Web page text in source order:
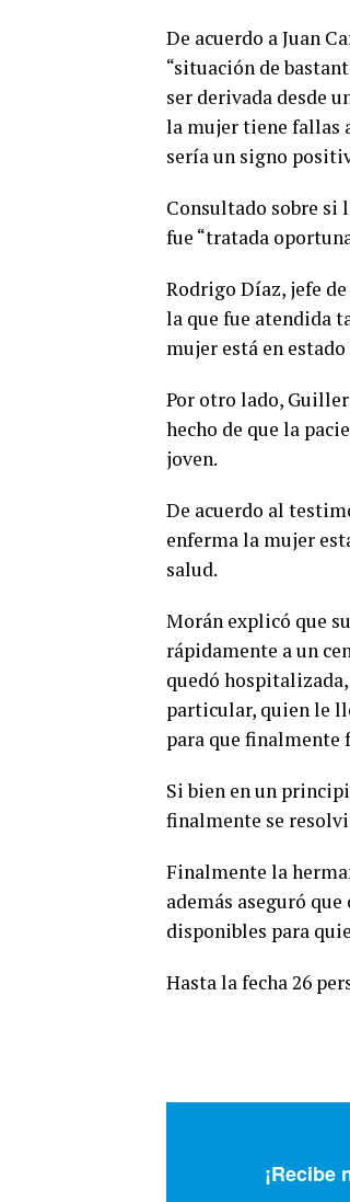
De acuerdo a Juan
“situación de
ser derivada desde
la mujer tiene fallas
sería un signo
Consultado sobre si
fue “tratada
Rodrigo Díaz, jefe
la que fue atendida
mujer está en
Por otro lado,
hecho de que la
joven.
De acuerdo al
enferma la mujer
salud.
Morán explicó que
rápidamente a un
quedó
particular, quien le
para que finalmente
Si bien en un
finalmente se
Finalmente la
además aseguró
disponibles para
Hasta la fecha 26